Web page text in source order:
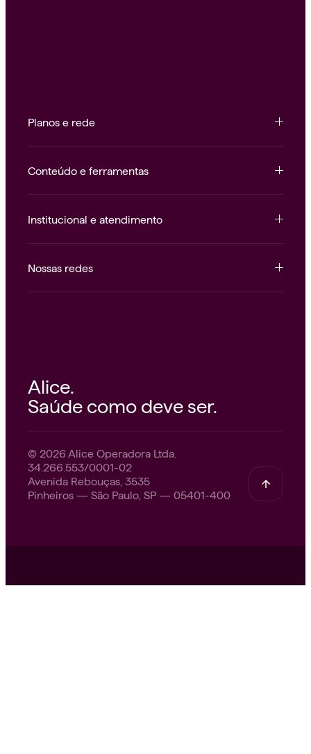
Planos e rede
Conteúdo e ferramentas
Institucional e atendimento
Nossas redes
Alice.
Saúde como deve ser.
© 2026 Alice Operadora Ltda.
34.266.553/0001-02
Avenida Rebouças, 3535
Pinheiros — São Paulo, SP — 05401-400